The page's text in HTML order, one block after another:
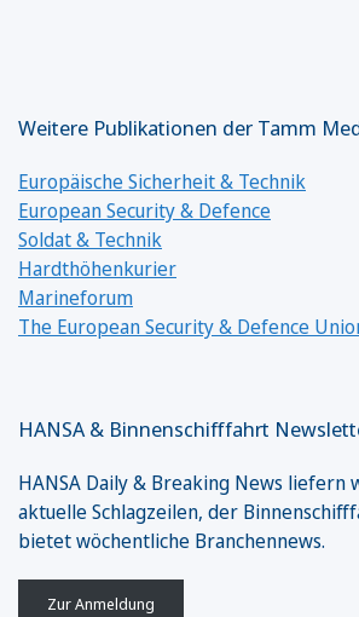
Weitere Publikationen der Tamm
Europäische Sicherheit & Technik
European Security & Defence
Soldat & Technik
Hardthöhenkurier
Marineforum
The European Security & Defence
HANSA & Binnenschifffahrt
HANSA Daily & Breaking News liefern
aktuelle Schlagzeilen, der
bietet wöchentliche Branchennews.
Zur Anmeldung